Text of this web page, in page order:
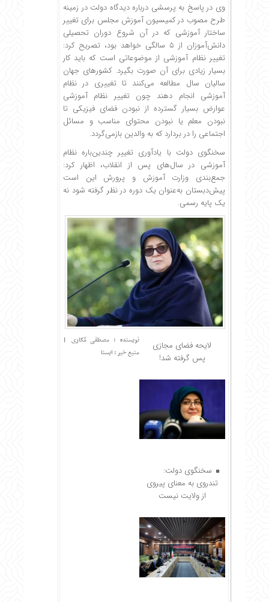
وی در پاسخ به پرسشی درباره دیدگاه دولت در زمینه
طرح مصوب در کمیسیون آموزش مجلس برای تغییر
ساختار آموزشی که در آن شروع دوران تحصیلی
دانش‌آموزان از ۵ سالگی خواهد بود، تصریح کرد:
تغییر نظام آموزشی از موضوعاتی است که باید کار
بسیار زیادی برای آن صورت بگیرد. کشورهای جهان
سالیان سال مطالعه می‌کنند تا تغییری در نظام
آموزشی انجام دهند چون تغییر نظام آموزشی
عوارض بسیار گسترده از نبودن فضای فیزیکی تا
نبودن معلم یا نبودن محتوای مناسب و مسائل
اجتماعی را در بردارد که به والدین بازمی‌گردد.
سخنگوی دولت با یادآوری تغییر چندین‌باره نظام
آموزشی در سال‌های پس از انقلاب، اظهار کرد:
جمع‌بندی وزارت آموزش و پرورش این است
پیش‌دبستان به‌عنوان یک دوره در نظر گرفته شود نه
یک پایه رسمی.
لایحه فضای مجازی
پس گرفته شد!
سخنگوی دولت:
تندروی به معنای پیروی
از ولایت نیست
نویسنده : مصطفی مُکاری |
منبع خبر : ایسنا